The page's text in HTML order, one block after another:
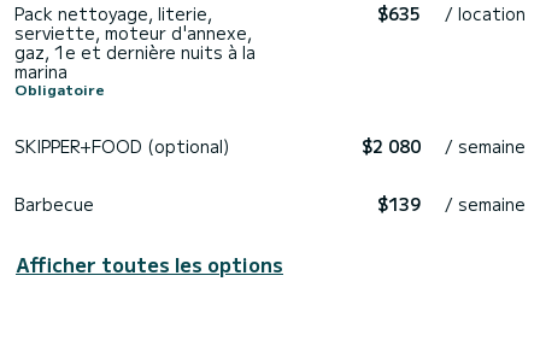
Pack nettoyage, literie,
serviette, moteur d'annexe,
gaz, 1e et dernière nuits à la
marina
Obligatoire
$635 / location
SKIPPER+FOOD (optional) $2 080 / semaine
Barbecue $139 / semaine
Afficher toutes les options